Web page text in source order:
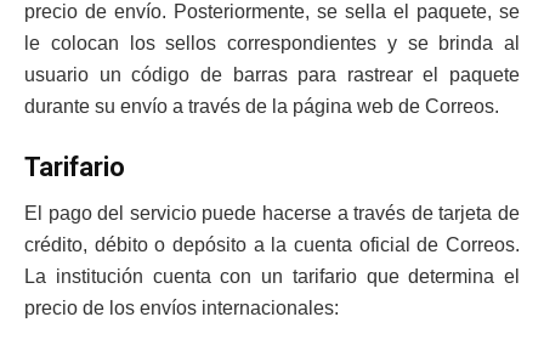
precio de envío. Posteriormente, se sella el paquete, se
le colocan los sellos correspondientes y se brinda al
usuario un código de barras para rastrear el paquete
durante su envío a través de la página web de Correos.
Tarifario
El pago del servicio puede hacerse a través de tarjeta de
crédito, débito o depósito a la cuenta oficial de Correos.
La institución cuenta con un tarifario que determina el
precio de los envíos internacionales: